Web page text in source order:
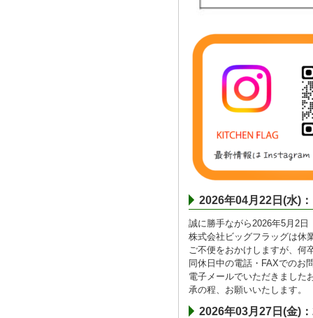
2026年04月22日(水)
誠に勝手ながら2026年5月2
株式会社ビッグフラッグは休
ご不便をおかけしますが、何
同休日中の電話・FAXでのお
電子メールでいただきました
承の程、お願いいたします。
2026年03月27日(金)